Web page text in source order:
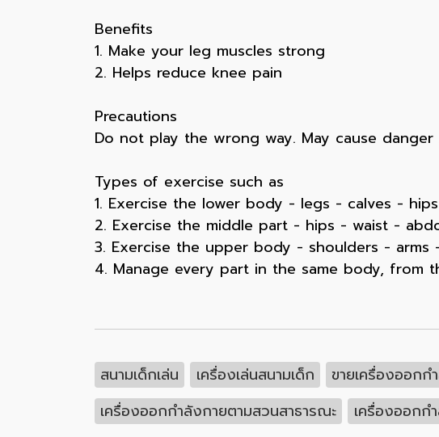
Benefits
1. Make your leg muscles strong
2. Helps reduce knee pain
Precautions
Do not play the wrong way. May cause
Types of exercise such as
1. Exercise the lower body - legs - calves -
2. Exercise the middle part - hips - waist -
3. Exercise the upper body - shoulders -
4. Manage every part in the same body,
สนามเด็กเล่น เครื่องเล่นสนามเด็ก ขายเครื่องออก
เครื่องออกกำลังกายตามสวนสาธารณะ
เครื่องออกก